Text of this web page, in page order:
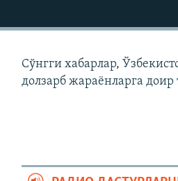
Сўнгги хабарлар,
долзарб жараëнларга